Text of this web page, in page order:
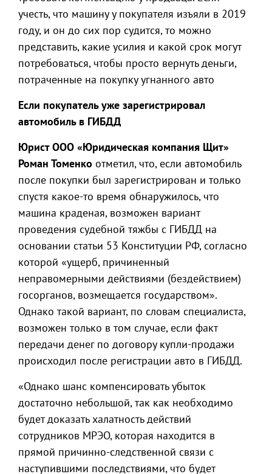
учесть, что машину у покупателя изъяли в 2019
году, и он до сих пор судится, то можно
представить, какие усилия и какой срок могут
потребоваться, чтобы просто вернуть деньги,
потраченные на покупку угнанного авто
Если покупатель уже зарегистрировал
автомобиль в ГИБДД
Юрист ООО «Юридическая компания Щит»
Роман Томенко отметил, что, если автомобиль
после покупки был зарегистрирован и только
спустя какое-то время обнаружилось, что
машина краденая, возможен вариант
проведения судебной тяжбы с ГИБДД на
основании статьи 53 Конституции РФ, согласно
которой «ущерб, причиненный
неправомерными действиями (бездействием)
госорганов, возмещается государством».
Однако такой вариант, по словам специалиста,
возможен только в том случае, если факт
передачи денег по договору купли-продажи
происходил после регистрации авто в ГИБДД.
«Однако шанс компенсировать убыток
достаточно небольшой, так как необходимо
будет доказать халатность действий
сотрудников МРЭО, которая находится в
прямой причинно-следственной связи с
наступившими последствиями, что будет